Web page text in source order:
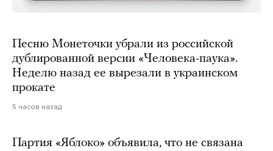
Песню Монеточки убрали из российской
дублированной версии «Человека-паука».
Неделю назад ее вырезали в украинском
прокате
5 часов назад
Партия «Яблоко» объявила, что не связана